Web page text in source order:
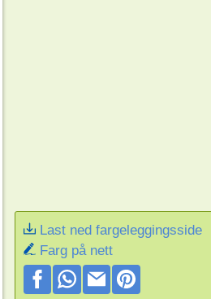
Last ned fargeleggingsside
Farg på nett